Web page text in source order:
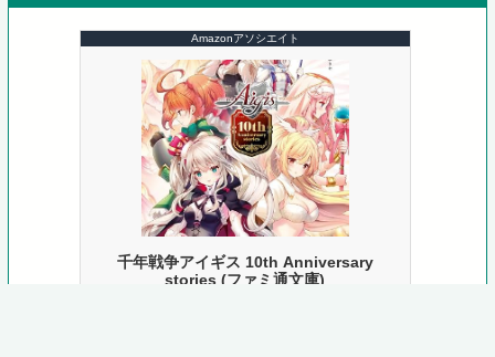
Amazonアソシエイト
千年戦争アイギス 10th Anniversary
stories (ファミ通文庫)